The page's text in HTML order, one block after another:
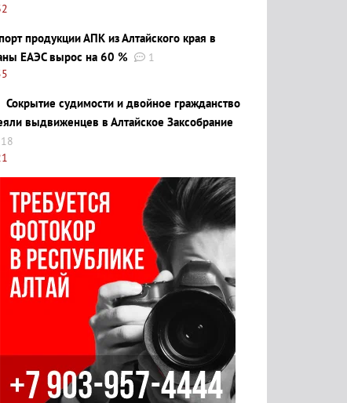
продукции АПК из Алтайского края в
ЕАЭС вырос на 60 %
1
Сокрытие судимости и двойное гражданство
выдвиженцев в Алтайское Заксобрание
18